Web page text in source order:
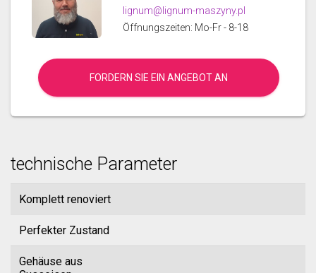
lignum@lignum-maszyny.pl
Öffnungszeiten: Mo-Fr - 8-18
FORDERN SIE EIN ANGEBOT AN
technische Parameter
Komplett renoviert
Perfekter Zustand
Gehäuse aus